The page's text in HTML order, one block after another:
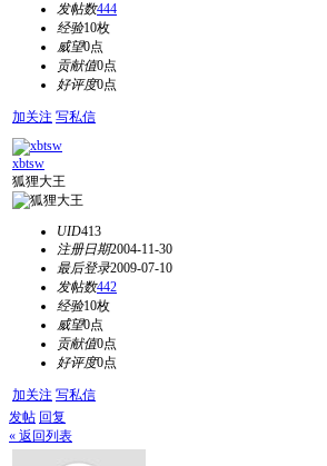
发帖数444
经验10枚
威望0点
贡献值0点
好评度0点
加关注 写私信
xbtsw
狐狸大王
UID413
注册日期2004-11-30
最后登录2009-07-10
发帖数442
经验10枚
威望0点
贡献值0点
好评度0点
加关注 写私信
发帖 回复
« 返回列表